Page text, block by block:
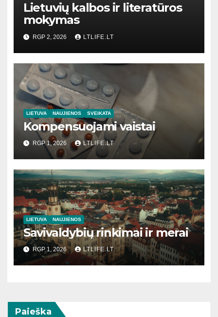
Lietuvių kalbos ir literatūros
mokymas
RGP 2, 2026 LTLIFE.LT
LIETUVA NAUJIENOS SVEIKATA
Kompensuojami vaistai
RGP 1, 2026 LTLIFE.LT
LIETUVA NAUJIENOS
Savivaldybių rinkimai ir merai
RGP 1, 2026 LTLIFE.LT
Paieška